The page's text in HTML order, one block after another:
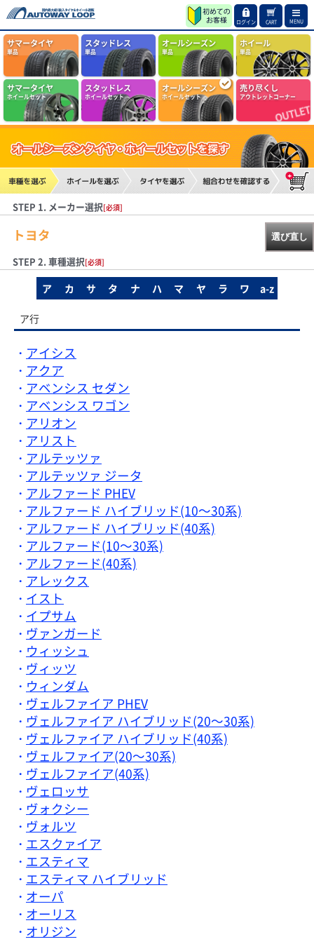
ログイン CART MENU
サマータイヤ
単品
スタッドレス
単品
オールシーズン
単品
ホイール
単品
サマータイヤ
ホイールセット
スタッドレス
ホイールセット
オールシーズン
ホイールセット
売り尽くし
アウトレットコーナー
STEP 1. メーカー選択[必須]
トヨタ 選び直し
STEP 2. 車種選択[必須]
ア カ サ タ ナ ハ マ ヤ ラ ワ a-z
ア行
アイシス
アクア
アベンシス セダン
アベンシス ワゴン
アリオン
アリスト
アルテッツァ
アルテッツァ ジータ
アルファード PHEV
アルファード ハイブリッド(10～30系)
アルファード ハイブリッド(40系)
アルファード(10～30系)
アルファード(40系)
アレックス
イスト
イプサム
ヴァンガード
ウィッシュ
ヴィッツ
ウィンダム
ヴェルファイア PHEV
ヴェルファイア ハイブリッド(20～30系)
ヴェルファイア ハイブリッド(40系)
ヴェルファイア(20～30系)
ヴェルファイア(40系)
ヴェロッサ
ヴォクシー
ヴォルツ
エスクァイア
エスティマ
エスティマ ハイブリッド
オーパ
オーリス
オリジン